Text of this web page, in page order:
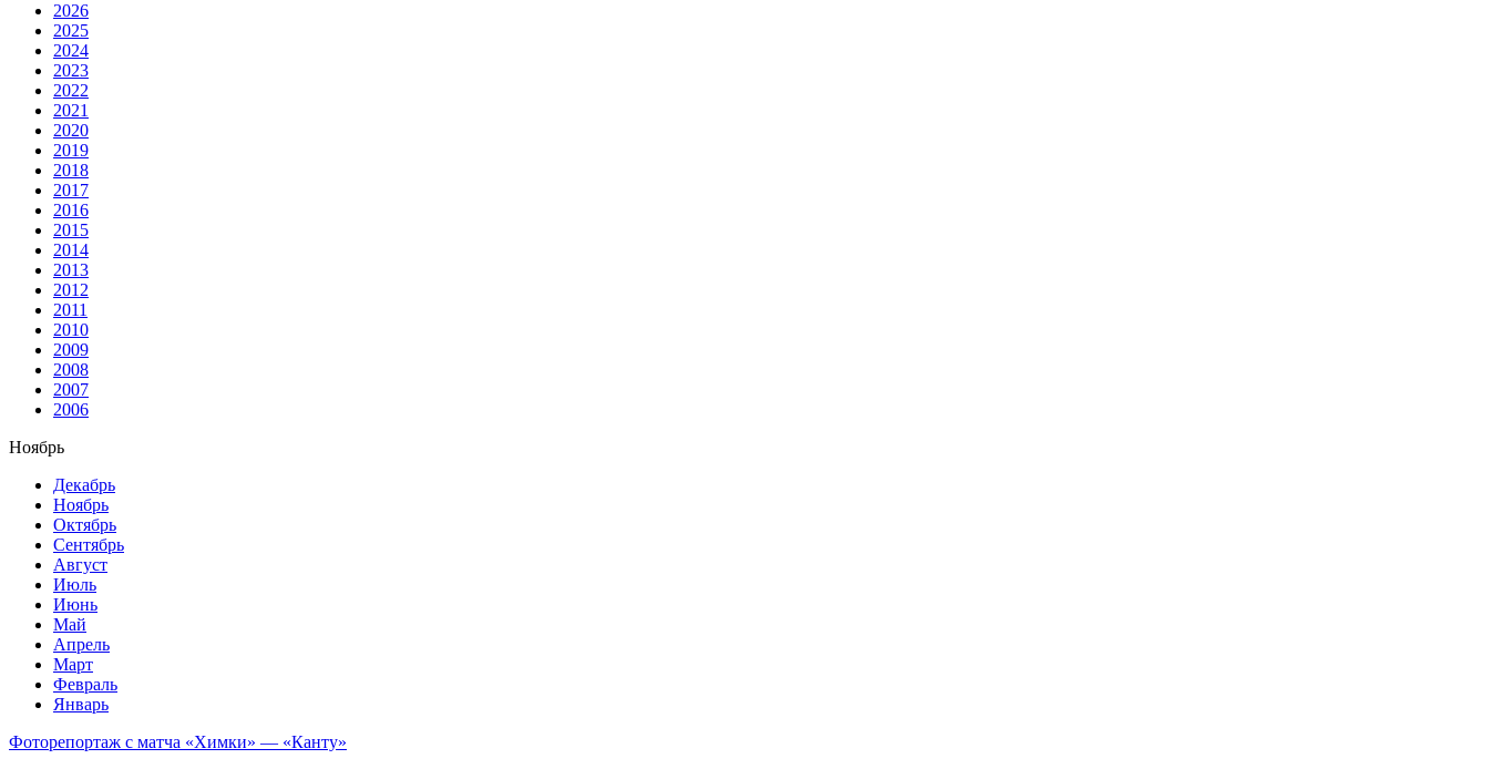
2026
2025
2024
2023
2022
2021
2020
2019
2018
2017
2016
2015
2014
2013
2012
2011
2010
2009
2008
2007
2006
Ноябрь
Декабрь
Ноябрь
Октябрь
Сентябрь
Август
Июль
Июнь
Май
Апрель
Март
Февраль
Январь
Фоторепортаж с матча «Химки» — «Канту»